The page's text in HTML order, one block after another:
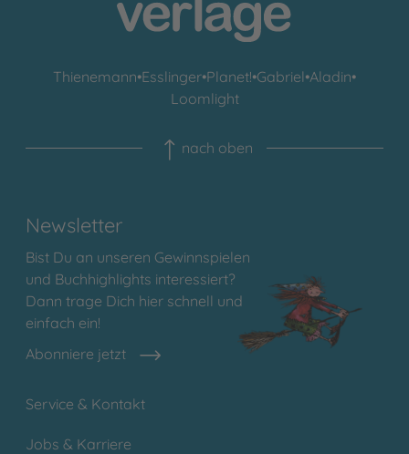
Thienemann•Esslinger•Planet!•Gabriel•Aladin•
Loomlight
nach oben
Newsletter
Bist Du an unseren Gewinnspielen
und Buchhighlights interessiert?
Dann trage Dich hier schnell und
einfach ein!
Abonniere jetzt
Service & Kontakt
Jobs & Karriere